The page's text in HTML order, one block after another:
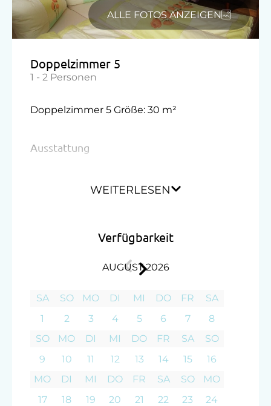
ALLE FOTOS ANZEIGEN
Doppelzimmer 5
1 - 2 Personen
Doppelzimmer 5 Größe: 30 m²
Ausstattung
Ausziehcouch
WEITERLESEN
Verfügbarkeit
AUGUST 2026
SA
1
SO
2
MO
3
DI
4
MI
5
DO
6
FR
7
SA
8
SO
9
MO
10
DI
11
MI
12
DO
13
FR
14
SA
15
SO
16
MO
17
DI
18
MI
19
DO
20
FR
21
SA
22
SO
23
MO
24